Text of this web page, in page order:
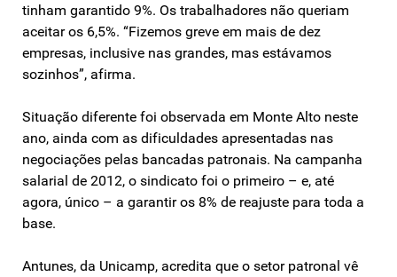
tinham garantido 9%. Os trabalhadores não queriam
aceitar os 6,5%. “Fizemos greve em mais de dez
empresas, inclusive nas grandes, mas estávamos
sozinhos”, afirma.
Situação diferente foi observada em Monte Alto neste
ano, ainda com as dificuldades apresentadas nas
negociações pelas bancadas patronais. Na campanha
salarial de 2012, o sindicato foi o primeiro – e, até
agora, único – a garantir os 8% de reajuste para toda a
base.
Antunes, da Unicamp, acredita que o setor patronal vê